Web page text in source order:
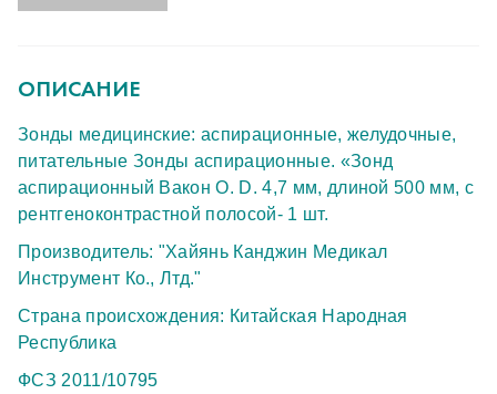
ОСГ 02.2028
ОПИСАНИЕ
Зонды медицинские: аспирационные, желудочные,
питательные Зонды аспирационные. «Зонд
аспирационный Вакон О. D. 4,7 мм, длиной 500 мм, с
рентгеноконтрастной полосой- 1 шт.
Производитель: "Хайянь Канджин Медикал
Инструмент Ко., Лтд."
Страна происхождения: Китайская Народная
Республика
ФСЗ 2011/10795